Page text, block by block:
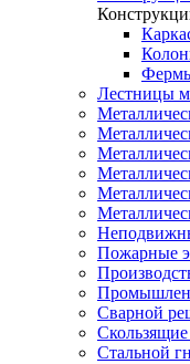
Лестницы
Пожарные
Сварной
Стальной